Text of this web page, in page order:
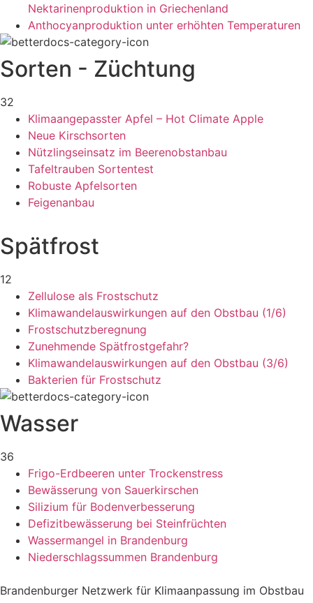
Nektarinenproduktion in Griechenland
Anthocyanproduktion unter erhöhten Temperaturen
Sorten - Züchtung
32
Klimaangepasster Apfel – Hot Climate Apple
Neue Kirschsorten
Nützlingseinsatz im Beerenobstanbau
Tafeltrauben Sortentest
Robuste Apfelsorten
Feigenanbau
Spätfrost
12
Zellulose als Frostschutz
Klimawandelauswirkungen auf den Obstbau (1/6)
Frostschutzberegnung
Zunehmende Spätfrostgefahr?
Klimawandelauswirkungen auf den Obstbau (3/6)
Bakterien für Frostschutz
Wasser
36
Frigo-Erdbeeren unter Trockenstress
Bewässerung von Sauerkirschen
Silizium für Bodenverbesserung
Defizitbewässerung bei Steinfrüchten
Wassermangel in Brandenburg
Niederschlagssummen Brandenburg
Brandenburger Netzwerk für Klimaanpassung im Obstbau